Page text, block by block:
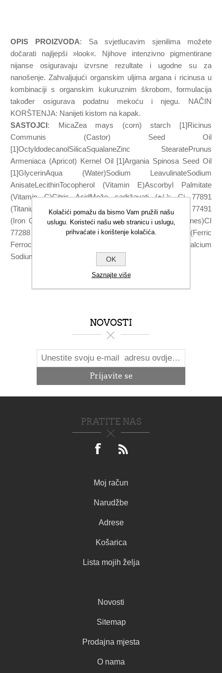
OPIS PROIZVODA: Sa svjetlucavim sjenilima možete
dočarati najljepši »look«. Njihove intenzivno pigmentirane
nijanse osiguravaju izvrsne rezultate i ugodne su za
nanošenje. Zahvaljujući organskim uljima argana i ricinusa u
kombinaciji s organskim kukuruznim škrobom, formulacija
također osigurava podatnu mekoću i njegu. NAČIN
KORŠTENJA: Nanijeti kistom na kapak.
SASTOJCI: MicaZea mays (corn) starch [1]Ricinus
Communis (Castor) Seed Oil
[1]OctyldodecanolSilicaSqualaneZinc StearatePrunus
Armeniaca (Apricot) Kernel Oil [1]Argania Spinosa Seed Oil
[1]GlycerinAqua (Water)Sodium LeavulinateSodium
AnisateLecithinTocopherol (Vitamin E)Ascorbyl Palmitate
(Vitamin C)Citric AcidMože sadržavati (+/-): Ci 77891
(Titanium Dioxide)Ci 75470Ci 77492 (Iron Oxides)Ci 77491
(Iron Oxide)Ci 77499 (Iron Oxide)Ci 77007 (Ultramarines)CI
77288 (chromium oxide green)CI 77510 (Ferric
Ferrocyanide)Ci 77742 (Manganese Violet)TalcKaolinCalcium
Sodium BorosilicateTin Oxide* (1) iz organskog uzgoja
NOVOSTI
PRATITE NAS
Moj račun
Narudžbe
Adrese
Košarica
Lista mojih želja
Novosti
Sitemap
Prodajna mjesta
O nama
Kolačići pomažu da bismo Vam pružili našu
uslugu. Koristeći našu web stranicu i uslugu,
prihvaćate i korištenje kolačića.
OK
Saznajte više